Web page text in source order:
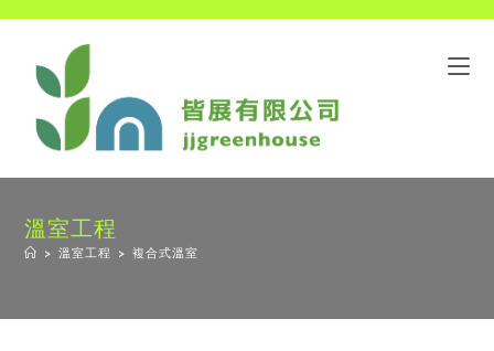
溫室工程
> 溫室工程 > 複合式溫室